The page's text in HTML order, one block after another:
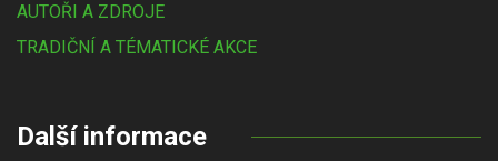
AUTOŘI A ZDROJE
TRADIČNÍ A TÉMATICKÉ AKCE
Další informace